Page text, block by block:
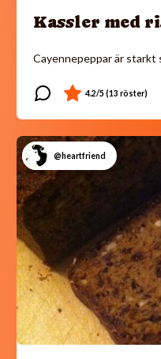
Kassler med
Cayennepeppar är starkt
@heartfriend